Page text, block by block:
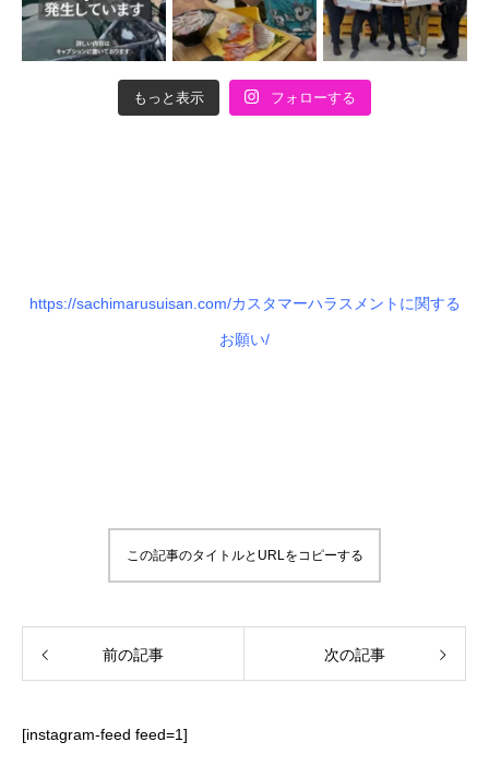
もっと表示 フォローする
https://sachimarusuisan.com/カスタマーハラスメントに関する
お願い/
この記事のタイトルとURLをコピーする
前の記事 次の記事
[instagram-feed feed=1]